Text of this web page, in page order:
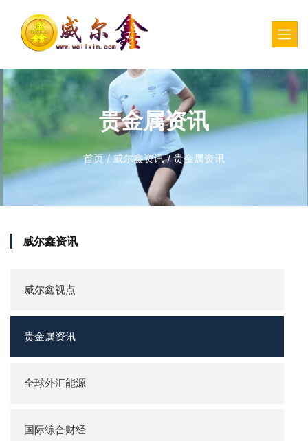
贵金属资讯
首页/威尔鑫资讯/贵金属资讯
威尔鑫资讯
威尔鑫视点
贵金属资讯
全球外汇能源
国际综合财经